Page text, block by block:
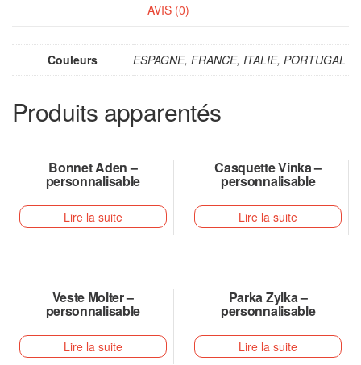
AVIS (0)
Couleurs ESPAGNE, FRANCE, ITALIE, PORTUGAL
Produits apparentés
Bonnet Aden –
personnalisable
Lire la suite
Casquette Vinka –
personnalisable
Lire la suite
Veste Molter –
personnalisable
Lire la suite
Parka Zylka –
personnalisable
Lire la suite